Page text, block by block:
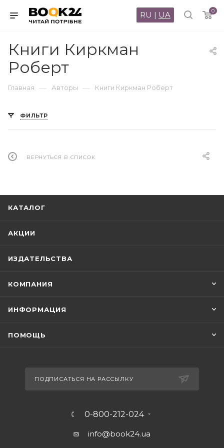
0
RU | UA
Книги Киркман
Роберт
Главная — Авторы — Книги Киркман Роберт
ФИЛЬТР
ВЕРНУТЬСЯ В СПИСОК
КАТАЛОГ
АКЦИИ
ИЗДАТЕЛЬСТВА
КОМПАНИЯ
ИНФОРМАЦИЯ
ПОМОЩЬ
ПОДПИСАТЬСЯ НА РАССЫЛКУ
0-800-212-024
info@book24.ua